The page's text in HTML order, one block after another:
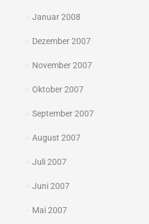
Januar 2008
Dezember 2007
November 2007
Oktober 2007
September 2007
August 2007
Juli 2007
Juni 2007
Mai 2007